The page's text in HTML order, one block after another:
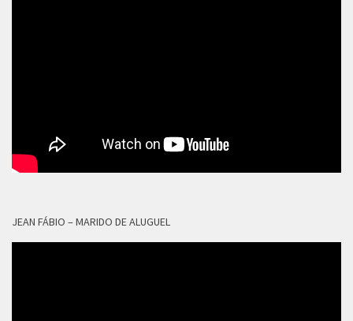
JEAN FÁBIO – MARIDO DE ALUGUEL